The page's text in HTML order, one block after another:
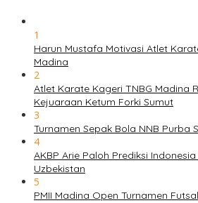
1
Harun Mustafa Motivasi Atlet
Madina
2
Atlet Karate Kageri TNBG Madina
Kejuaraan Ketum Forki Sumut
3
Turnamen Sepak Bola NNB Purba
4
AKBP Arie Paloh Prediksi
Uzbekistan
5
PMII Madina Open Turnamen